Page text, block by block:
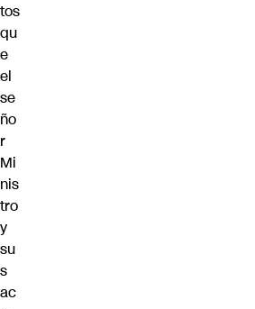
tos
qu
e
el
se
ño
r
Mi
nis
tro
y
su
s
ac